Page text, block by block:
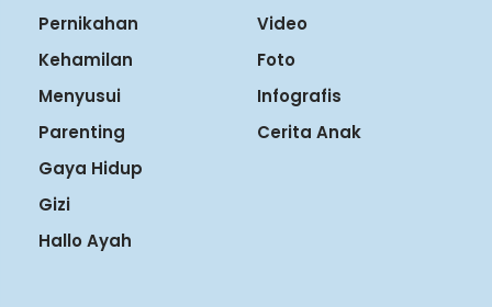
Pernikahan
Kehamilan
Menyusui
Parenting
Gaya Hidup
Gizi
Hallo Ayah
Video
Foto
Infografis
Cerita Anak